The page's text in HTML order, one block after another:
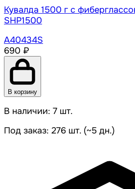
Кувалда 1500 г с
SHP1500
A40434S
690 ₽
В корзину
В наличии: 7 шт.
Под заказ: 276 шт. (~5 дн.)